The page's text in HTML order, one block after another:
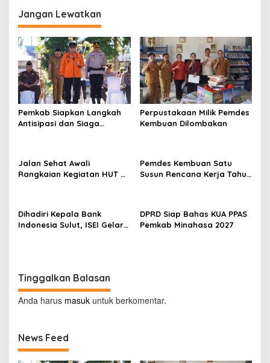
Jangan Lewatkan
Pemkab Siapkan Langkah
Antisipasi dan Siaga
Perpustakaan Milik Pemdes
Kembuan Dilombakan
Jalan Sehat Awali
Rangkaian Kegiatan HUT RI
Pemdes Kembuan Satu
Susun Rencana Kerja Tahun
Dihadiri Kepala Bank
Indonesia Sulut, ISEI Gelar
DPRD Siap Bahas KUA PPAS
Pemkab Minahasa 2027
Tinggalkan Balasan
Anda harus masuk untuk berkomentar.
News Feed